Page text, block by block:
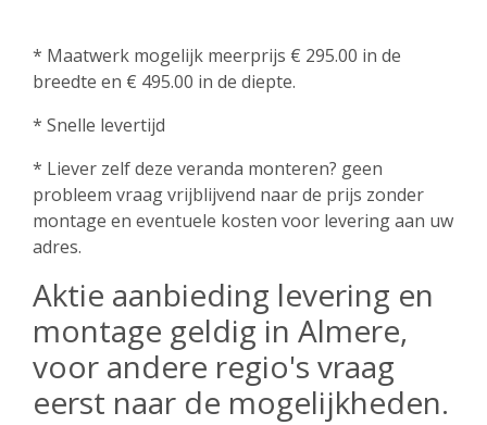
* Maatwerk mogelijk meerprijs € 295.00 in de
breedte en € 495.00 in de diepte.
* Snelle levertijd
* Liever zelf deze veranda monteren? geen
probleem vraag vrijblijvend naar de prijs zonder
montage en eventuele kosten voor levering aan uw
adres.
Aktie aanbieding levering en
montage geldig in Almere,
voor andere regio's vraag
eerst naar de mogelijkheden.